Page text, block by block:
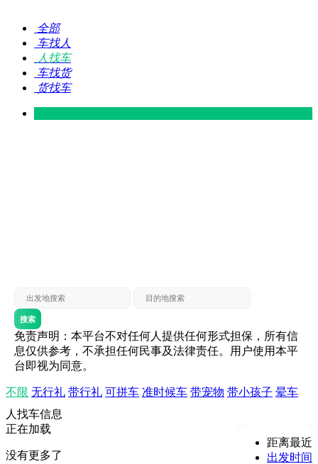
全部
车找人
人找车
车找货
货找车
搜索
免责声明：本平台不对任何人提供任何形式担保，所有信
息仅供参考，不承担任何民事及法律责任。用户使用本平
台即视为同意。
不限 无行礼 带行礼 可拼车 准时候车 带宠物 带小孩子 晕车
人找车信息
距离最近
出发时间
正在加载
没有更多了